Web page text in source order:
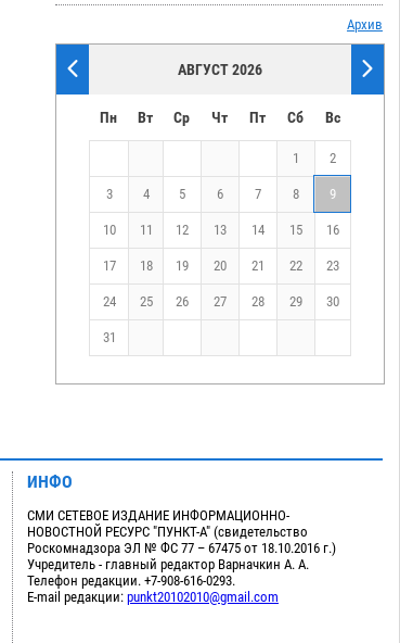
Архив
АВГУСТ 2026
Пн Вт Ср Чт Пт Сб Вс
1 2
3 4 5 6 7 8 9
10 11 12 13 14 15 16
17 18 19 20 21 22 23
24 25 26 27 28 29 30
31
ИНФО
СМИ СЕТЕВОЕ ИЗДАНИЕ ИНФОРМАЦИОННО-
НОВОСТНОЙ РЕСУРС "ПУНКТ-А" (свидетельство
Роскомнадзора ЭЛ № ФС 77 – 67475 от 18.10.2016 г.)
Учредитель - главный редактор Варначкин А. А.
Телефон редакции. +7-908-616-0293.
E-mail редакции: punkt20102010@gmail.com